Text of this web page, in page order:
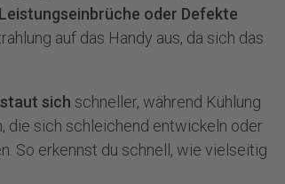
Leistungseinbrüche oder Defekte
auf das Handy aus, da sich das
sich schneller, während Kühlung
die sich schleichend entwickeln oder
. So erkennst du schnell, wie vielseitig